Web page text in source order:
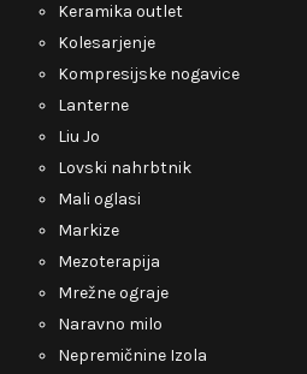
Keramika outlet
Kolesarjenje
Kompresijske nogavice
Lanterne
Liu Jo
Lovski nahrbtnik
Mali oglasi
Markize
Mezoterapija
Mrežne ograje
Naravno milo
Nepremičnine Izola